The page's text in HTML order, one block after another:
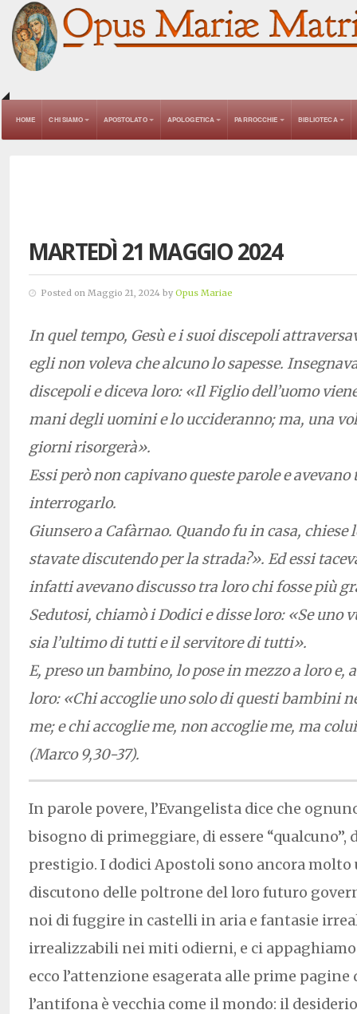
HOME CHI SIAMO APOSTOLATO APOLOGETICA PARROCCHIE BIBLIOTECA
MARTEDÌ 21 MAGGIO 2024
Posted on Maggio 21, 2024 by Opus Mariae
In quel tempo, Gesù e i suoi discepoli
egli non voleva che alcuno lo sapesse.
discepoli e diceva loro: «Il Figlio dell’uomo
mani degli uomini e lo uccideranno; ma, una
giorni risorgerà».
Essi però non capivano queste parole e
interrogarlo.
Giunsero a Cafàrnao. Quando fu in casa, chiese
stavate discutendo per la strada?». Ed essi
infatti avevano discusso tra loro chi fosse più
Sedutosi, chiamò i Dodici e disse loro: «Se uno
sia l’ultimo di tutti e il servitore di tutti».
E, preso un bambino, lo pose in mezzo a loro e,
loro: «Chi accoglie uno solo di questi bambini
me; e chi accoglie me, non accoglie me, ma
(Marco 9,30-37).
In parole povere, l’Evangelista dice che
bisogno di primeggiare, di essere “qualcuno”,
prestigio. I dodici Apostoli sono ancora molto
discutono delle poltrone del loro futuro
noi di fuggire in castelli in aria e fantasie
irrealizzabili nei miti odierni, e ci
ecco l’attenzione esagerata alle prime
l’antifona è vecchia come il mondo: il